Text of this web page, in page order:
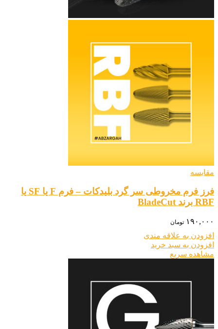
مقایسه
فرز فرم مخروطی سر گرد بلیدکات – فرم F یا SF یا
RBF برند BladeCut
۱۹۰,۰۰۰ تومان
افزودن به علاقه مندی
افزودن به سبد خرید
مشاهده سریع